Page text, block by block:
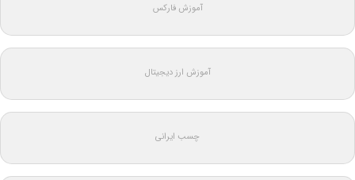
آموزش فارکس
آموزش ارز دیجیتال
چسب ایرانی